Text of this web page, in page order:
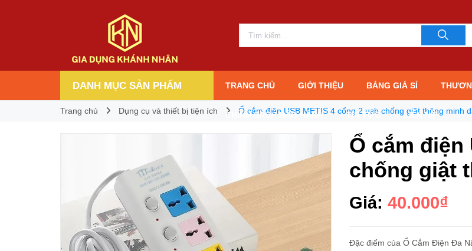
DANH MỤC SẢN PHẨM TRANG CHỦ GIỚI THIỆU BẢNG GIÁ SỈ
CHÍNH SÁCH BẢO HÀNH TIN TỨC LIÊN HỆ
Trang chủ Dụng cụ và thiết bị tiện ích Ổ cắm điện USB METIS 4 cổng 2 usb chống giật thông minh
Ổ cắm điện
chống giật
Giá: 40.000₫
Đặc điểm của Ổ Cắm Điện Đa
Giá bán: 40.000₫